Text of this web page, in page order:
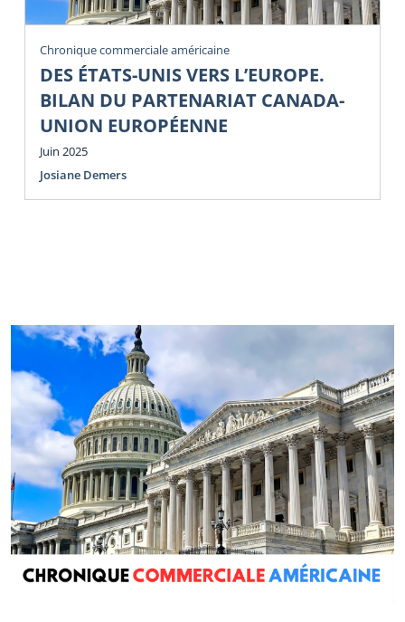
Chronique commerciale américaine
DES ÉTATS-UNIS VERS L’EUROPE.
BILAN DU PARTENARIAT CANADA-
UNION EUROPÉENNE
Juin 2025
Josiane Demers